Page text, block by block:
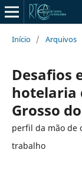
Início / Arquivos
Desafios
hotelaria
Grosso
perfil da mão de
trabalho